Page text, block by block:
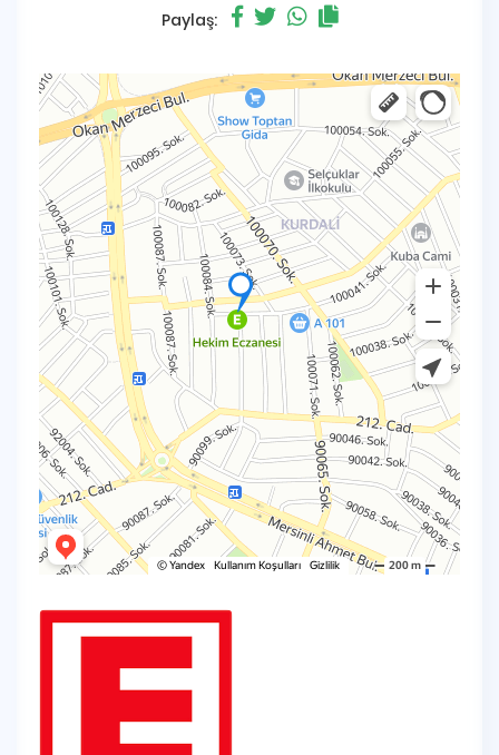
Paylaş: